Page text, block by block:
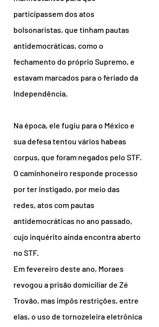
participassem dos atos
bolsonaristas, que tinham pautas
antidemocráticas, como o
fechamento do próprio Supremo, e
estavam marcados para o feriado da
Independência.
Na época, ele fugiu para o México e
sua defesa tentou vários habeas
corpus, que foram negados pelo STF.
O caminhoneiro responde processo
por ter instigado, por meio das
redes, atos com pautas
antidemocráticas no ano passado,
cujo inquérito ainda encontra aberto
no STF.
Em fevereiro deste ano, Moraes
revogou a prisão domiciliar de Zé
Trovão, mas impôs restrições, entre
elas, o uso de tornozeleira eletrônica